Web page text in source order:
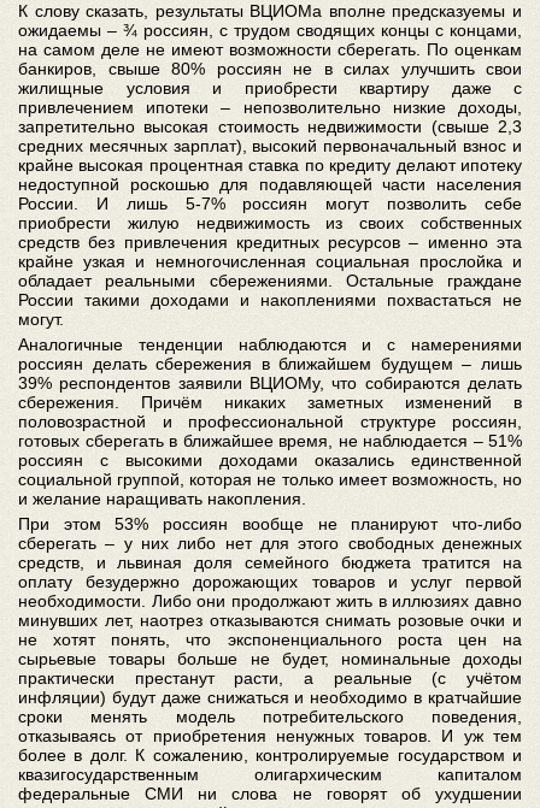
К слову сказать, результаты ВЦИОМа вполне предсказуемы и
ожидаемы – ¾ россиян, с трудом сводящих концы с концами,
на самом деле не имеют возможности сберегать. По оценкам
банкиров, свыше 80% россиян не в силах улучшить свои
жилищные условия и приобрести квартиру даже с
привлечением ипотеки – непозволительно низкие доходы,
запретительно высокая стоимость недвижимости (свыше 2,3
средних месячных зарплат), высокий первоначальный взнос и
крайне высокая процентная ставка по кредиту делают ипотеку
недоступной роскошью для подавляющей части населения
России. И лишь 5-7% россиян могут позволить себе
приобрести жилую недвижимость из своих собственных
средств без привлечения кредитных ресурсов – именно эта
крайне узкая и немногочисленная социальная прослойка и
обладает реальными сбережениями. Остальные граждане
России такими доходами и накоплениями похвастаться не
могут.
Аналогичные тенденции наблюдаются и с намерениями
россиян делать сбережения в ближайшем будущем – лишь
39% респондентов заявили ВЦИОМу, что собираются делать
сбережения. Причём никаких заметных изменений в
половозрастной и профессиональной структуре россиян,
готовых сберегать в ближайшее время, не наблюдается – 51%
россиян с высокими доходами оказались единственной
социальной группой, которая не только имеет возможность, но
и желание наращивать накопления.
При этом 53% россиян вообще не планируют что-либо
сберегать – у них либо нет для этого свободных денежных
средств, и львиная доля семейного бюджета тратится на
оплату безудержно дорожающих товаров и услуг первой
необходимости. Либо они продолжают жить в иллюзиях давно
минувших лет, наотрез отказываются снимать розовые очки и
не хотят понять, что экспоненциального роста цен на
сырьевые товары больше не будет, номинальные доходы
практически престанут расти, а реальные (с учётом
инфляции) будут даже снижаться и необходимо в кратчайшие
сроки менять модель потребительского поведения,
отказываясь от приобретения ненужных товаров. И уж тем
более в долг. К сожалению, контролируемые государством и
квазигосударственным олигархическим капиталом
федеральные СМИ ни слова не говорят об ухудшении